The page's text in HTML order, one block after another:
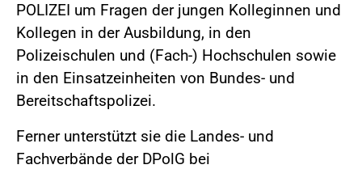
POLIZEI um Fragen der jungen Kolleginnen und
Kollegen in der Ausbildung, in den
Polizeischulen und (Fach-) Hochschulen sowie
in den Einsatzeinheiten von Bundes- und
Bereitschaftspolizei.
Ferner unterstützt sie die Landes- und
Fachverbände der DPolG bei